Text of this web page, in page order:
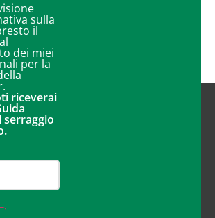
sulla
il
dei miei
per la
riceverai
serraggio